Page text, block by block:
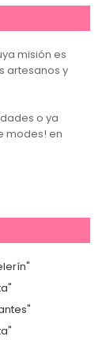
misión es
artesanos y
o ya
modes! en